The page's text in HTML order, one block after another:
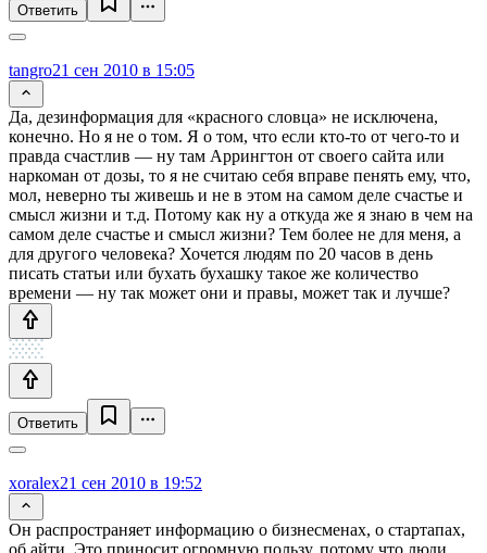
Ответить
tangro21 сен 2010 в 15:05
Да, дезинформация для «красного словца» не исключена,
конечно. Но я не о том. Я о том, что если кто-то от чего-то и
правда счастлив — ну там Аррингтон от своего сайта или
наркоман от дозы, то я не считаю себя вправе пенять ему, что,
мол, неверно ты живешь и не в этом на самом деле счастье и
смысл жизни и т.д. Потому как ну а откуда же я знаю в чем на
самом деле счастье и смысл жизни? Тем более не для меня, а
для другого человека? Хочется людям по 20 часов в день
писать статьи или бухать бухашку такое же количество
времени — ну так может они и правы, может так и лучше?
Ответить
xoralex21 сен 2010 в 19:52
Он распространяет информацию о бизнесменах, о стартапах,
об айти. Это приносит огромную пользу, потому что люди